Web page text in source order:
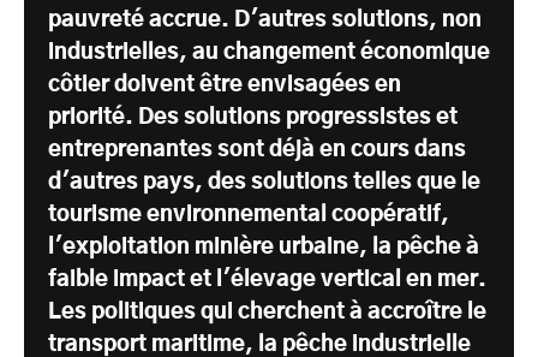
pauvreté accrue. D'autres solutions, non
industrielles, au changement économique
côtier doivent être envisagées en
priorité. Des solutions progressistes et
entreprenantes sont déjà en cours dans
d'autres pays, des solutions telles que le
tourisme environnemental coopératif,
l'exploitation minière urbaine, la pêche à
faible impact et l'élevage vertical en mer.
Les politiques qui cherchent à accroître le
transport maritime, la pêche industrielle